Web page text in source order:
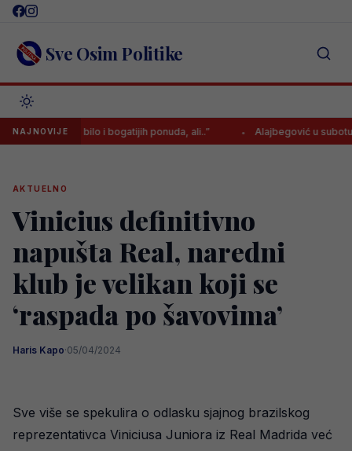
Skip
content Sve Osim Politike
NAJNOVIJE
je bilo i bogatijih ponuda, ali..” Alajbegović u subotu
AKTUELNO
Vinicius definitivno
napušta Real, naredni
klub je velikan koji se
‘raspada po šavovima’
Haris Kapo·05/04/2024
Sve više se spekulira o odlasku sjajnog brazilskog
reprezentativca Viniciusa Juniora iz Real Madrida već